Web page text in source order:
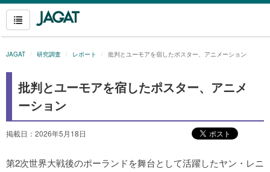
JAGAT 研究調査 レポート 批判とユーモアを宿したポスター、アニメーション
批判とユーモアを宿したポスター、アニメ
ーション
掲載日：2026年5月18日
第2次世界大戦後のポーランドを舞台として活躍したヤン・レニ